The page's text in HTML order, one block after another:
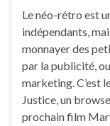
Le néo-rétro est
indépendants,
monnayer des
par la publicité,
marketing. C’est
Justice, un
prochain film